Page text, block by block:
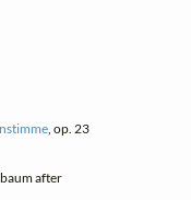
, op. 23
after